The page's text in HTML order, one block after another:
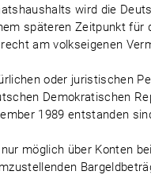
wird die
späteren Zeitpunkt für
am volkseigenen
oder juristischen
Demokratischen
1989 entstanden
möglich über Konten